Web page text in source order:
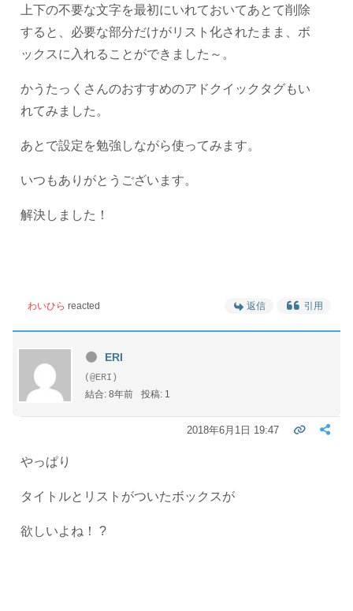
上下の不要な文字を最初にいれておいてあとて削除
すると、必要な部分だけがリスト化されたまま、ボ
ックスに入れることができました～。
かうたっくさんのおすすめのアドクイックタグもい
れてみました。
あとで設定を勉強しながら使ってみます。
いつもありがとうございます。
解決しました！
わいひら reacted 返信 引用
ERI
(@ERI)
結合: 8年前
投稿: 1
2018年6月1日 19:47
やっぱり
タイトルとリストがついたボックスが
欲しいよね！ ?